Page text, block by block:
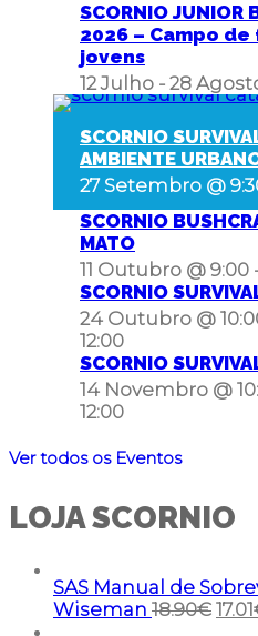
SCORNIO JUNIOR
2026 – Campo
jovens
12 Julho - 28
SCORNIO
AMBIENTE
27 Setembro @
SCORNIO
MATO
11 Outubro @ 9:00
SCORNIO
24 Outubro @
12:00
SCORNIO
14 Novembro @
12:00
Ver todos os Eventos
LOJA SCORNIO
SAS Manual de
Wiseman 18.90€ 17.01